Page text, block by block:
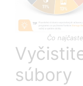
Čo
súbory